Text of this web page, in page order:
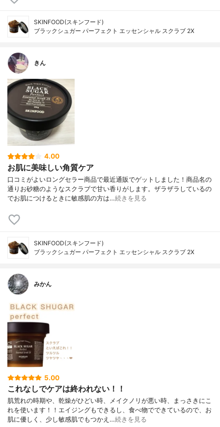
SKINFOOD(スキンフード)
ブラックシュガー パーフェクト エッセンシャル スクラブ 2X
きん
4.00
お肌に美味しい角質ケア
口コミがよいロングセラー商品で最近通販でゲットしました！商品名の
通りお砂糖のようなスクラブで甘い香りがします。ザラザラしているの
でお肌につけるときに敏感肌の方は…続きを見る
SKINFOOD(スキンフード)
ブラックシュガー パーフェクト エッセンシャル スクラブ 2X
みかん
5.00
これなしでケアは終われない！！
肌荒れの時期や、乾燥がひどい時、メイクノリが悪い時、まっさきにこ
れを使います！！エイジングもできるし、食べ物でできているので、お
肌に優しく、少し敏感肌でもつかえ…続きを見る